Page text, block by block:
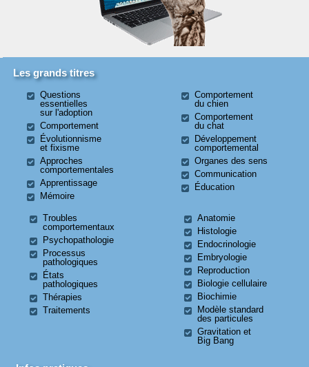
Les grands titres
Questions
essentielles
sur l'adoption
Comportement
Évolutionnisme
et fixisme
Approches
comportementales
Apprentissage
Mémoire
Comportement
du chien
Comportement
du chat
Développement
comportemental
Organes des sens
Communication
Éducation
Troubles
comportementaux
Psychopathologie
Processus
pathologiques
États
pathologiques
Thérapies
Traitements
Anatomie
Histologie
Endocrinologie
Embryologie
Reproduction
Biologie cellulaire
Biochimie
Modèle standard
des particules
Gravitation et
Big Bang